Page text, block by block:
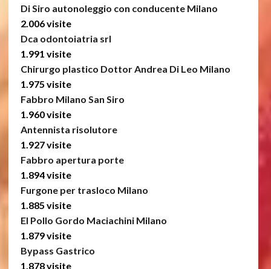
Di Siro autonoleggio con conducente Milano
2.006 visite
Dca odontoiatria srl
1.991 visite
Chirurgo plastico Dottor Andrea Di Leo Milano
1.975 visite
Fabbro Milano San Siro
1.960 visite
Antennista risolutore
1.927 visite
Fabbro apertura porte
1.894 visite
Furgone per trasloco Milano
1.885 visite
El Pollo Gordo Maciachini Milano
1.879 visite
Bypass Gastrico
1.878 visite